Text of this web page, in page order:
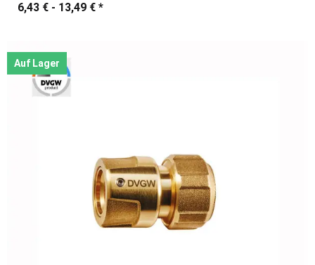
6,43 € - 13,49 € *
Auf Lager